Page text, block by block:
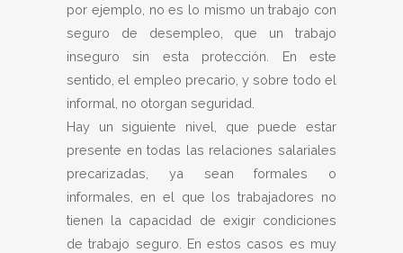
por ejemplo, no es lo mismo un trabajo con
seguro de desempleo, que un trabajo
inseguro sin esta protección. En este
sentido, el empleo precario, y sobre todo el
informal, no otorgan seguridad.
Hay un siguiente nivel, que puede estar
presente en todas las relaciones salariales
precarizadas, ya sean formales o
informales, en el que los trabajadores no
tienen la capacidad de exigir condiciones
de trabajo seguro. En estos casos es muy